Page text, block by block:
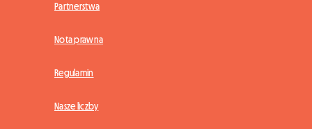
Partnerstwa
Nota prawna
Regulamin
Nasze liczby